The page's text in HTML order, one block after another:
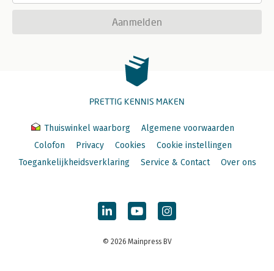
Aanmelden
PRETTIG KENNIS MAKEN
Thuiswinkel waarborg
Algemene voorwaarden
Colofon
Privacy Cookies
Cookie instellingen
Toegankelijkheidsverklaring
Service & Contact Over ons
© 2026 Mainpress BV